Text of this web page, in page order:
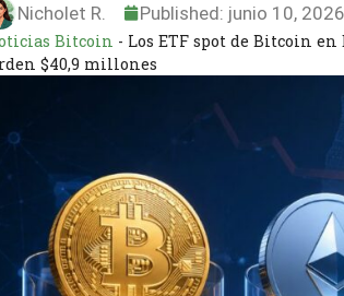
Nicholet R. Published: junio 10, 2026
Bitcoin - Los ETF spot de Bitcoin
$40,9 millones